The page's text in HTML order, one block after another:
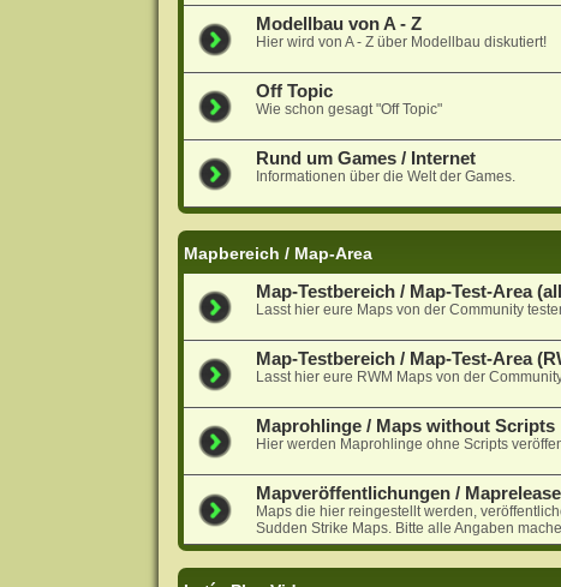
Modellbau von A - Z
Hier wird von A - Z über Modellbau diskutiert!
Off Topic
Wie schon gesagt "Off Topic"
Rund um Games / Internet
Informationen über die Welt der Games.
Mapbereich / Map-Area
Map-Testbereich / Map-Test-Area
Lasst hier eure Maps von der Community
Map-Testbereich / Map-Test-Area
Lasst hier eure RWM Maps von der
Maprohlinge / Maps without Scripts
Hier werden Maprohlinge ohne Scripts
Mapveröffentlichungen /
Maps die hier reingestellt werden,
Sudden Strike Maps. Bitte alle Angaben